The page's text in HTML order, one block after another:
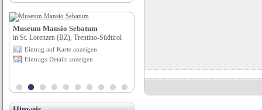
Museum Mansio Sebatum
in St. Lorenzen (BZ), Trentino-Südtirol
Eintrag auf Karte anzeigen
Eintrags-Details anzeigen